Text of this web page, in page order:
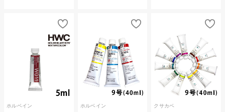
ホルベイン
ホルベイン
クサカベ